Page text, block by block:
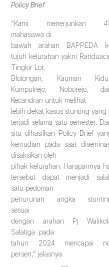
Policy Brief
“Kami menerjunkan
mahasiswa di
bawah arahan BAPPEDA
tujuh kelurahan yakni
Tingkir Lor,
Blotongan, Kauman
Kumpulrejo, Noborejo,
Kecandran untuk melihat
lebih dekat kasus stunting yang
terjadi selama satu semester.
situ dihasilkan Policy Brief
kemudian pada saat
disaksikan oleh
pihak kelurahan. Harapannya
tersebut dapat menjadi
satu pedoman
penurunan angka
sesuai
dengan arahan Pj
Salatiga pada
tahun 2024 mencapai
persen,” jelasnya.